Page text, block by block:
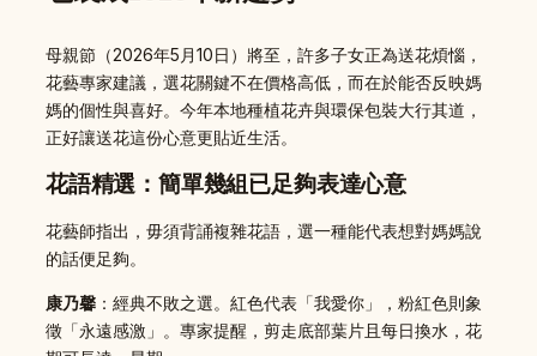
母親節（2026年5月10日）將至，許多子女正為送花煩惱，
花藝專家建議，選花關鍵不在價格高低，而在於能否反映媽
媽的個性與喜好。今年本地種植花卉與環保包裝大行其道，
正好讓送花這份心意更貼近生活。
花語精選：簡單幾組已足夠表達心意
花藝師指出，毋須背誦複雜花語，選一種能代表想對媽媽說
的話便足夠。
康乃馨 ：經典不敗之選。紅色代表「我愛你」，粉紅色則象
徵「永遠感激」。專家提醒，剪走底部葉片且每日換水，花